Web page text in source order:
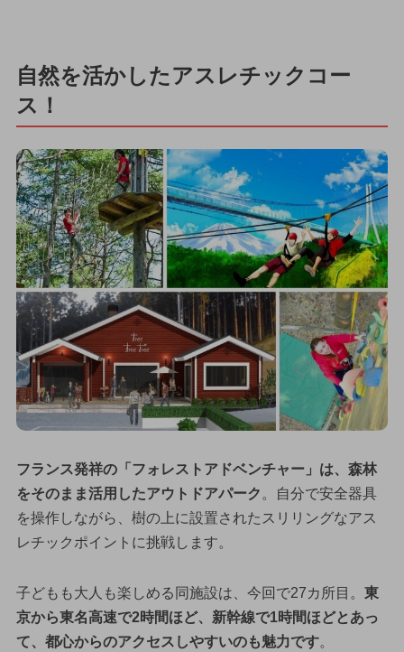
自然を活かしたアスレチックコー
ス！
フランス発祥の「フォレストアドベンチャー」は、森林
をそのまま活用したアウトドアパーク 。自分で安全器具
を操作しながら、樹の上に設置されたスリリングなアス
レチックポイントに挑戦します。
子どもも大人も楽しめる同施設は、今回で27カ所目。 東
京から東名高速で2時間ほど、新幹線で1時間ほどとあっ
て、都心からのアクセスしやすいのも魅力です。